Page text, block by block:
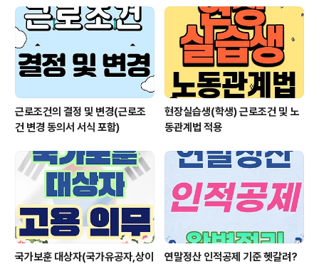
30일분 이상의 평균임금을 퇴직하는 근로자에게 퇴직금으
로 지급할 수 있는 제도를 설정하도록 하고 있습니다. (제8
조) 법령 근로자퇴직급여보장법 (약칭: 퇴직급여법) 주요조
문 제2조(정의) 이 법에서 사용하는 용..
근로조건의 결정 및 변경(근로조
건 변경 동의서 서식 포함)
현장실습생(학생) 근로조건 및 노
동관계법 적용
국가보훈 대상자(국가유공자,상이
연말정산 인적공제 기준 헷갈려?